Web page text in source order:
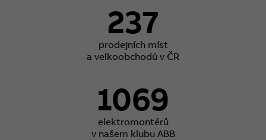
237
prodejních míst
a velkoobchodů v ČR
1069
elektromontérů
v našem klubu ABB